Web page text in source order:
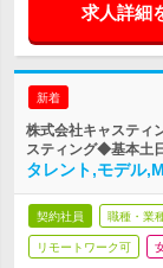
求人詳細
新着
株式会社キャスティ
スティング◆基本土
タレント,モデル
契約社員 職種・業
リモートワーク可